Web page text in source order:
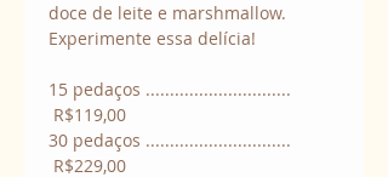
doce de leite e marshmallow.
Experimente essa delícia!
15 pedaços ..............................
R$119,00
30 pedaços ..............................
R$229,00